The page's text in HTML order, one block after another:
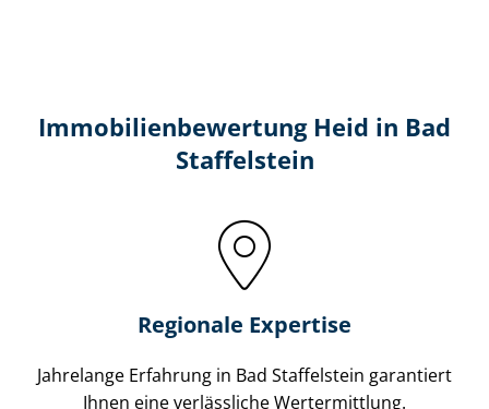
Immobilien­bewertung Heid in Bad
Staffelstein
Regionale Expertise
Jahrelange Erfahrung in Bad Staffelstein garantiert
Ihnen eine verlässliche Wertermittlung.